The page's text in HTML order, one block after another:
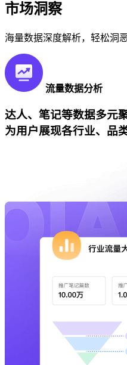
市场洞察
海量数据深度解析，轻松洞
流量数据分析
达人、笔记等数据多元
为用户展现各行业、品